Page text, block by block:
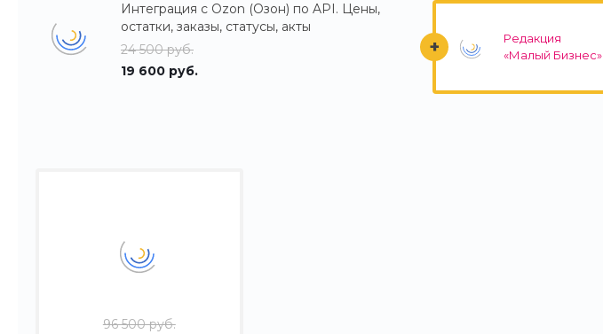
Интеграция с Ozon (Озон) по API. Цены,
остатки, заказы, статусы, акты
24 500 руб.
19 600 руб.
Редакция
«Малый Бизнес»
+
96 500 руб.